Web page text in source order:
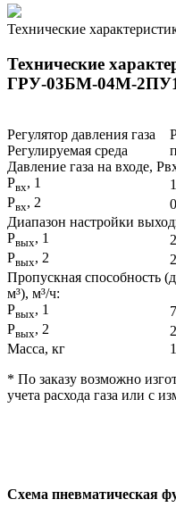
Технические
Технические
ГРУ-03БМ-04М-
Регулятор давления газа
Регулируемая среда
Давление газа на входе,
Рвх, 1
Рвх, 2
Диапазон настройки
Рвых, 1
Рвых, 2
Пропускная способность
м³), м³/ч:
Рвых, 1
Рвых, 2
Масса, кг
* По заказу возможно
учета расхода газа или с
Схема пневматическая